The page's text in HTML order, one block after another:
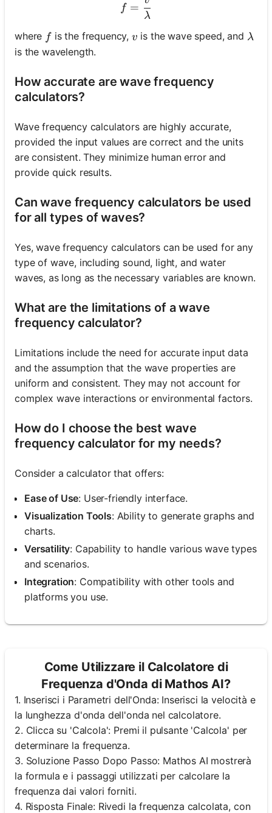
f = \frac{v}{\lambda}
f =
λ
where ffis the frequency, v
v is the wave speed, and λ
is the wavelength.
How accurate are wave frequency
calculators?
Wave frequency calculators are highly accurate,
provided the input values are correct and the units
are consistent. They minimize human error and
provide quick results.
Can wave frequency calculators be used
for all types of waves?
Yes, wave frequency calculators can be used for any
type of wave, including sound, light, and water
waves, as long as the necessary variables are known.
What are the limitations of a wave
frequency calculator?
Limitations include the need for accurate input data
and the assumption that the wave properties are
uniform and consistent. They may not account for
complex wave interactions or environmental factors.
How do I choose the best wave
frequency calculator for my needs?
Consider a calculator that offers:
Ease of Use: User-friendly interface.
Visualization Tools: Ability to generate graphs and
charts.
Versatility: Capability to handle various wave types
and scenarios.
Integration: Compatibility with other tools and
platforms you use.
Come Utilizzare il Calcolatore di
Frequenza d'Onda di Mathos AI?
1. Inserisci i Parametri dell'Onda: Inserisci la velocità e
la lunghezza d'onda dell'onda nel calcolatore.
2. Clicca su 'Calcola': Premi il pulsante 'Calcola' per
determinare la frequenza.
3. Soluzione Passo Dopo Passo: Mathos AI mostrerà
la formula e i passaggi utilizzati per calcolare la
frequenza dai valori forniti.
4. Risposta Finale: Rivedi la frequenza calcolata, con